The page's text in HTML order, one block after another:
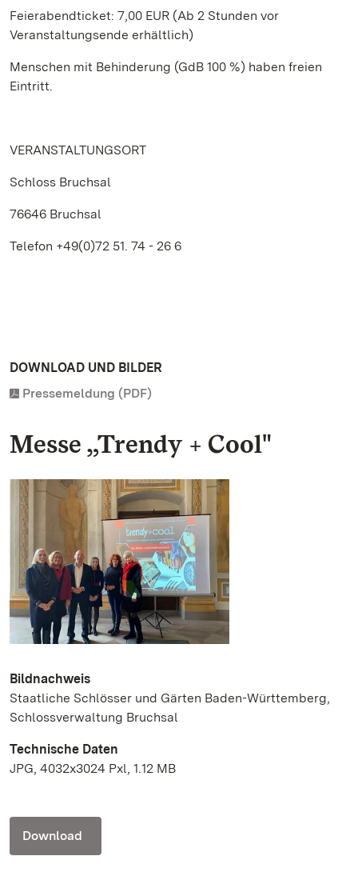
Feierabendticket: 7,00 EUR (Ab 2 Stunden vor
Veranstaltungsende erhältlich)
Menschen mit Behinderung (GdB 100 %) haben freien
Eintritt.
VERANSTALTUNGSORT
Schloss Bruchsal
76646 Bruchsal
Telefon +49(0)72 51. 74 - 26 6
DOWNLOAD UND BILDER
Pressemeldung (PDF)
Messe „Trendy + Cool"
Bildnachweis
Staatliche Schlösser und Gärten Baden-Württemberg,
Schlossverwaltung Bruchsal
Technische Daten
JPG, 4032x3024 Pxl, 1.12 MB
Download